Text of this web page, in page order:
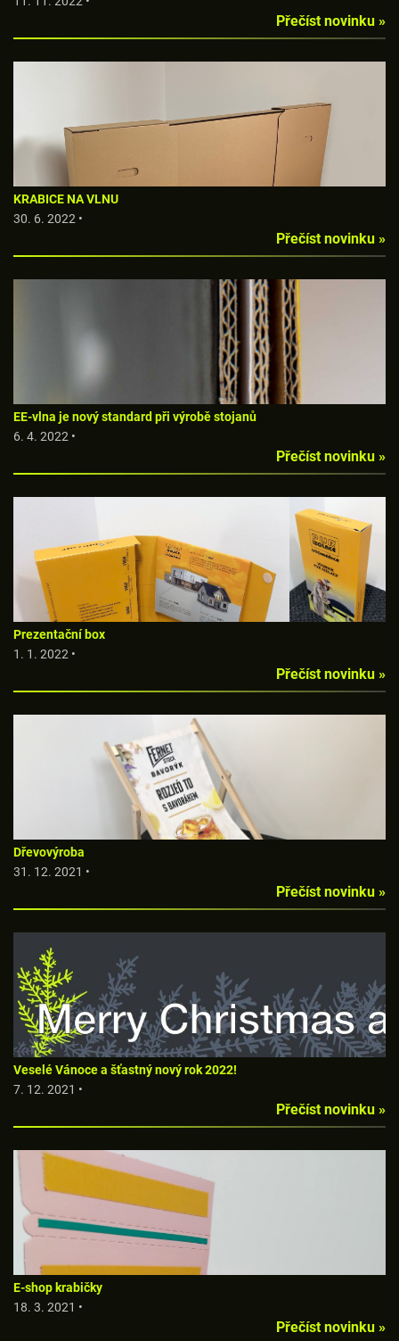
Přečíst novinku »
KRABICE NA VLNU
30. 6. 2022 •
Přečíst novinku »
EE-vlna je nový standard při výrobě stojanů
6. 4. 2022 •
Přečíst novinku »
Prezentační box
1. 1. 2022 •
Přečíst novinku »
Dřevovýroba
31. 12. 2021 •
Přečíst novinku »
Veselé Vánoce a šťastný nový rok 2022!
7. 12. 2021 •
Přečíst novinku »
E-shop krabičky
18. 3. 2021 •
Přečíst novinku »